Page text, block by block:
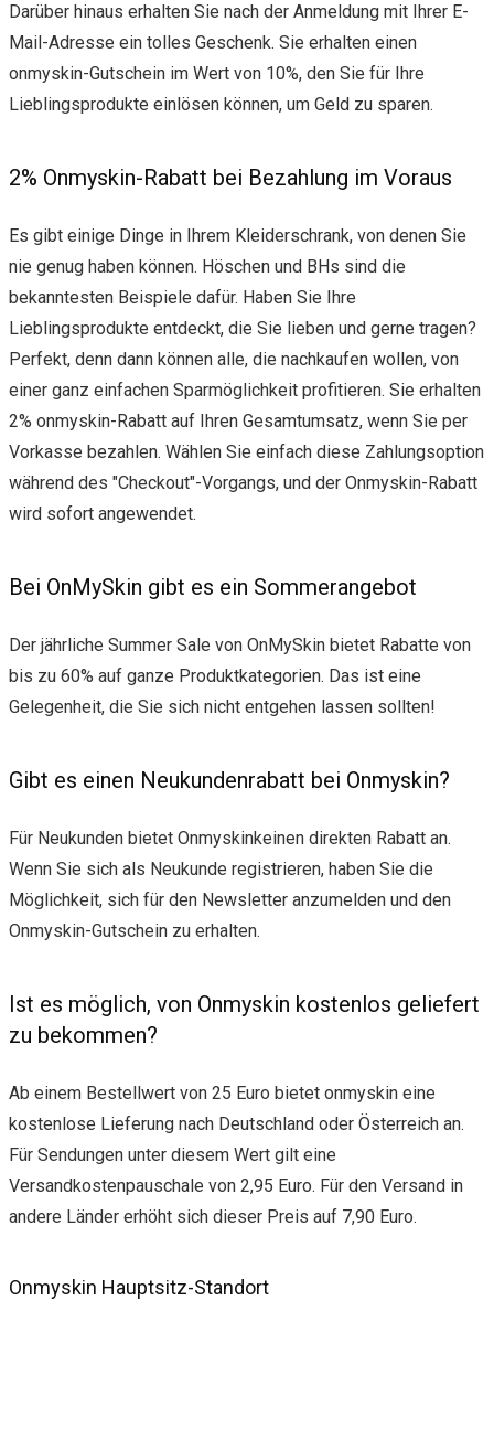
Darüber hinaus erhalten Sie nach der Anmeldung mit Ihrer E-
Mail-Adresse ein tolles Geschenk. Sie erhalten einen
onmyskin-Gutschein im Wert von 10%, den Sie für Ihre
Lieblingsprodukte einlösen können, um Geld zu sparen.
2% Onmyskin-Rabatt bei Bezahlung im Voraus
Es gibt einige Dinge in Ihrem Kleiderschrank, von denen Sie
nie genug haben können. Höschen und BHs sind die
bekanntesten Beispiele dafür. Haben Sie Ihre
Lieblingsprodukte entdeckt, die Sie lieben und gerne tragen?
Perfekt, denn dann können alle, die nachkaufen wollen, von
einer ganz einfachen Sparmöglichkeit profitieren. Sie erhalten
2% onmyskin-Rabatt auf Ihren Gesamtumsatz, wenn Sie per
Vorkasse bezahlen. Wählen Sie einfach diese Zahlungsoption
während des "Checkout"-Vorgangs, und der Onmyskin-Rabatt
wird sofort angewendet.
Bei OnMySkin gibt es ein Sommerangebot
Der jährliche Summer Sale von OnMySkin bietet Rabatte von
bis zu 60% auf ganze Produktkategorien. Das ist eine
Gelegenheit, die Sie sich nicht entgehen lassen sollten!
Gibt es einen Neukundenrabatt bei Onmyskin?
Für Neukunden bietet Onmyskinkeinen direkten Rabatt an.
Wenn Sie sich als Neukunde registrieren, haben Sie die
Möglichkeit, sich für den Newsletter anzumelden und den
Onmyskin-Gutschein zu erhalten.
Ist es möglich, von Onmyskin kostenlos geliefert
zu bekommen?
Ab einem Bestellwert von 25 Euro bietet onmyskin eine
kostenlose Lieferung nach Deutschland oder Österreich an.
Für Sendungen unter diesem Wert gilt eine
Versandkostenpauschale von 2,95 Euro. Für den Versand in
andere Länder erhöht sich dieser Preis auf 7,90 Euro.
Onmyskin Hauptsitz-Standort